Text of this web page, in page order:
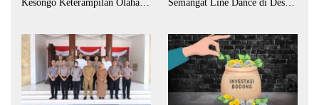
Kesongo Keterampilan Olahan
Semangat Line Dance di Desa